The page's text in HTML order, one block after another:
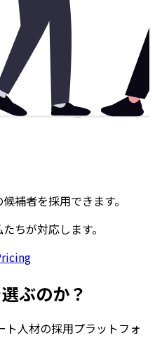
補者を採用できます。
ちが対応します。
ぶのか？
ト人材の採用プラットフォ